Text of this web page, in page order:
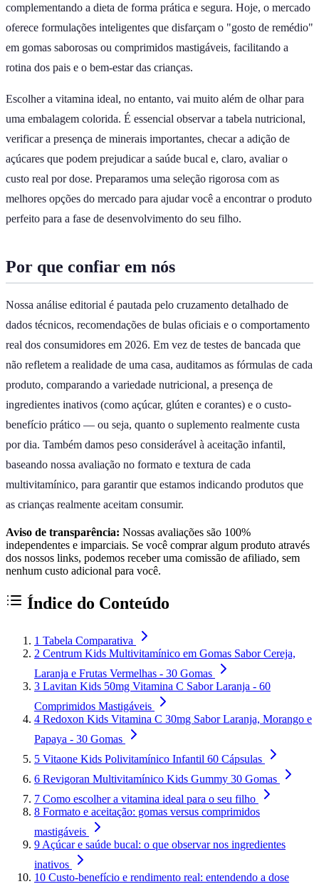
complementando a dieta de forma prática e segura. Hoje, o mercado
oferece formulações inteligentes que disfarçam o "gosto de remédio"
em gomas saborosas ou comprimidos mastigáveis, facilitando a
rotina dos pais e o bem-estar das crianças.
Escolher a vitamina ideal, no entanto, vai muito além de olhar para
uma embalagem colorida. É essencial observar a tabela nutricional,
verificar a presença de minerais importantes, checar a adição de
açúcares que podem prejudicar a saúde bucal e, claro, avaliar o
custo real por dose. Preparamos uma seleção rigorosa com as
melhores opções do mercado para ajudar você a encontrar o produto
perfeito para a fase de desenvolvimento do seu filho.
Por que confiar em nós
Nossa análise editorial é pautada pelo cruzamento detalhado de
dados técnicos, recomendações de bulas oficiais e o comportamento
real dos consumidores em 2026. Em vez de testes de bancada que
não refletem a realidade de uma casa, auditamos as fórmulas de cada
produto, comparando a variedade nutricional, a presença de
ingredientes inativos (como açúcar, glúten e corantes) e o custo-
benefício prático — ou seja, quanto o suplemento realmente custa
por dia. Também damos peso considerável à aceitação infantil,
baseando nossa avaliação no formato e textura de cada
multivitamínico, para garantir que estamos indicando produtos que
as crianças realmente aceitam consumir.
Aviso de transparência: Nossas avaliações são 100%
independentes e imparciais. Se você comprar algum produto através
dos nossos links, podemos receber uma comissão de afiliado, sem
nenhum custo adicional para você.
Índice do Conteúdo
1 Tabela Comparativa
2 Centrum Kids Multivitamínico em Gomas Sabor Cereja,
Laranja e Frutas Vermelhas - 30 Gomas
3 Lavitan Kids 50mg Vitamina C Sabor Laranja - 60
Comprimidos Mastigáveis
4 Redoxon Kids Vitamina C 30mg Sabor Laranja, Morango e
Papaya - 30 Gomas
5 Vitaone Kids Polivitamínico Infantil 60 Cápsulas
6 Revigoran Multivitamínico Kids Gummy 30 Gomas
7 Como escolher a vitamina ideal para o seu filho
8 Formato e aceitação: gomas versus comprimidos
mastigáveis
9 Açúcar e saúde bucal: o que observar nos ingredientes
inativos
10 Custo-benefício e rendimento real: entendendo a dose